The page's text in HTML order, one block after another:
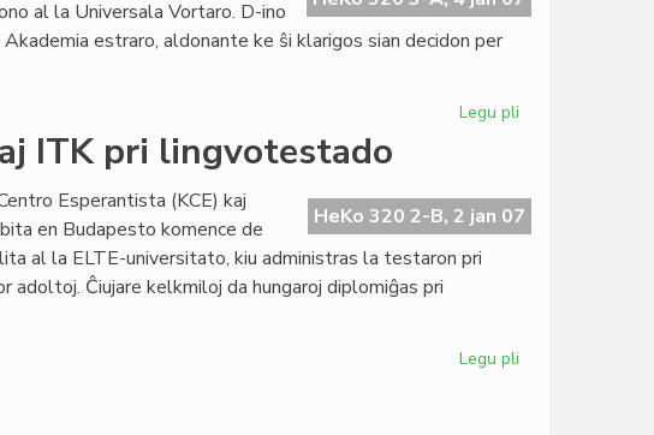
al la Universala Vortaro. D-ino
estraro, aldonante ke ŝi klarigos sian decidon per
Legu pli
partoprenos
en
ITK pri lingvotestado
HeKo 320 2-B, 2 jan 07
Esperantista (KCE) kaj
en Budapesto komence de
al la ELTE-universitato, kiu administras la testaron pri
adoltoj. Ĉiujare kelkmiloj da hungaroj diplomiĝas pri
Legu pli